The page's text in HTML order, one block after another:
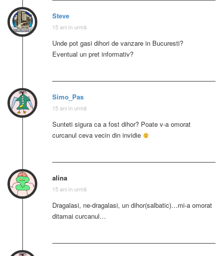
Steve
15 ani în urmă
Unde pot gasi dihori de vanzare in Bucuresti?
Eventual un pret informativ?
Simo_Pas
15 ani în urmă
Sunteti sigura ca a fost dihor? Poate v-a omorat
curcanul ceva vecin din invidie
alina
15 ani în urmă
Dragalasi, ne-dragalasi, un dihor(salbatic)…mi-a omorat
ditamai curcanul…